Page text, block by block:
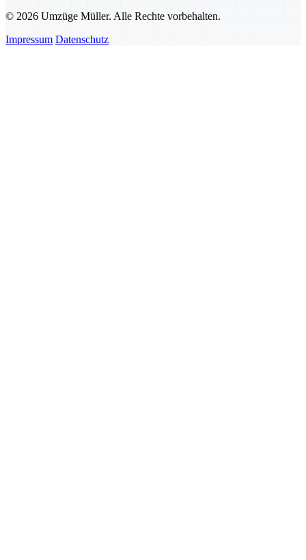
© 2026 Umzüge Müller. Alle Rechte vorbehalten.
Impressum Datenschutz